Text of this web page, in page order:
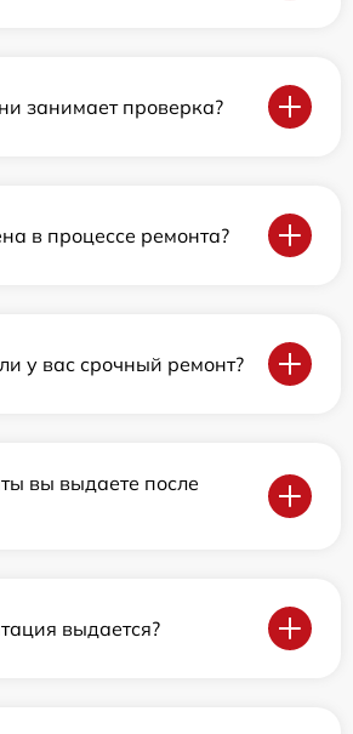
занимает проверка?
в процессе ремонта?
у вас срочный ремонт?
вы выдаете после
выдается?